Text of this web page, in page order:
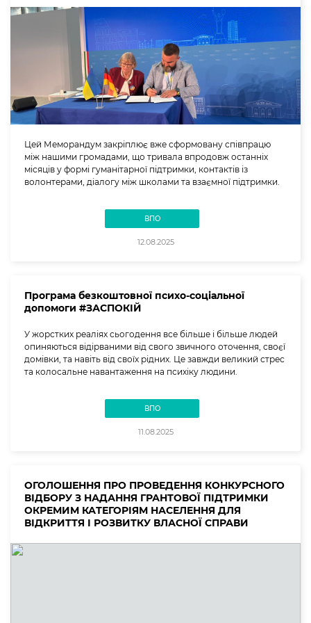
Цей Меморандум закріплює вже сформовану співпрацю
між нашими громадами, що тривала впродовж останніх
місяців у формі гуманітарної підтримки, контактів із
волонтерами, діалогу між школами та взаємної підтримки.
ВПО
12.08.2025
Програма безкоштовної психо-соціальної
допомоги #ЗАСПОКІЙ
У жорстких реаліях сьогодення все більше і більше людей
опиняються відірваними від свого звичного оточення, своєї
домівки, та навіть від своїх рідних. Це завжди великий стрес
та колосальне навантаження на психіку людини.
ВПО
11.08.2025
ОГОЛОШЕННЯ ПРО ПРОВЕДЕННЯ КОНКУРСНОГО
ВІДБОРУ З НАДАННЯ ГРАНТОВОЇ ПІДТРИМКИ
ОКРЕМИМ КАТЕГОРІЯМ НАСЕЛЕННЯ ДЛЯ
ВІДКРИТТЯ І РОЗВИТКУ ВЛАСНОЇ СПРАВИ